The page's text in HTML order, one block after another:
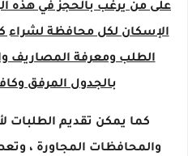
على من يرغب بالحجز في هذه
الإسكان لكل محافظة
الطلب ومعرفة المصاريف
بالجدول المرفق
كما يمكن تقديم الطلبات
والمحافظات المجاورة ،